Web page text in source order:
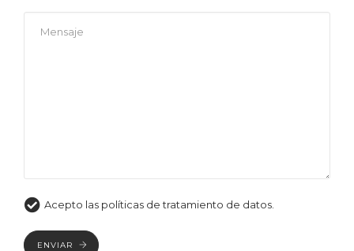
Acepto las políticas de tratamiento de datos.
ENVIAR